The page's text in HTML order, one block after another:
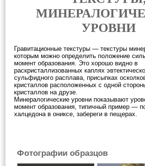
УРОВНИ
Гравитационные текстуры — текстуры
которым можно определить положение
момент образования. Это хорошо видно в
раскристаллизованных каплях
сульфидного расплава, присыпках
кристаллов расположенных с одной
кристаллов на друзе.
Минералогические уровни показывают
момент образования, типичный пример —
халцедона в ониксе, забереги в пещерах.
Фотографии образцов